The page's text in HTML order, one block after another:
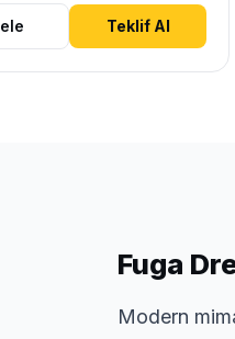
Teklif Al
Fuga
Modern